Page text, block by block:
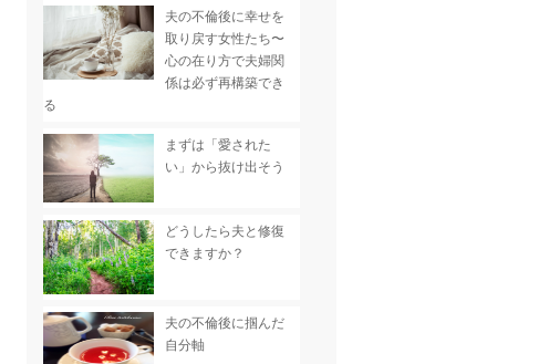
夫の不倫後に幸せを
取り戻す女性たち〜
心の在り方で夫婦関
係は必ず再構築でき
る
まずは「愛された
い」から抜け出そう
どうしたら夫と修復
できますか？
夫の不倫後に掴んだ
自分軸